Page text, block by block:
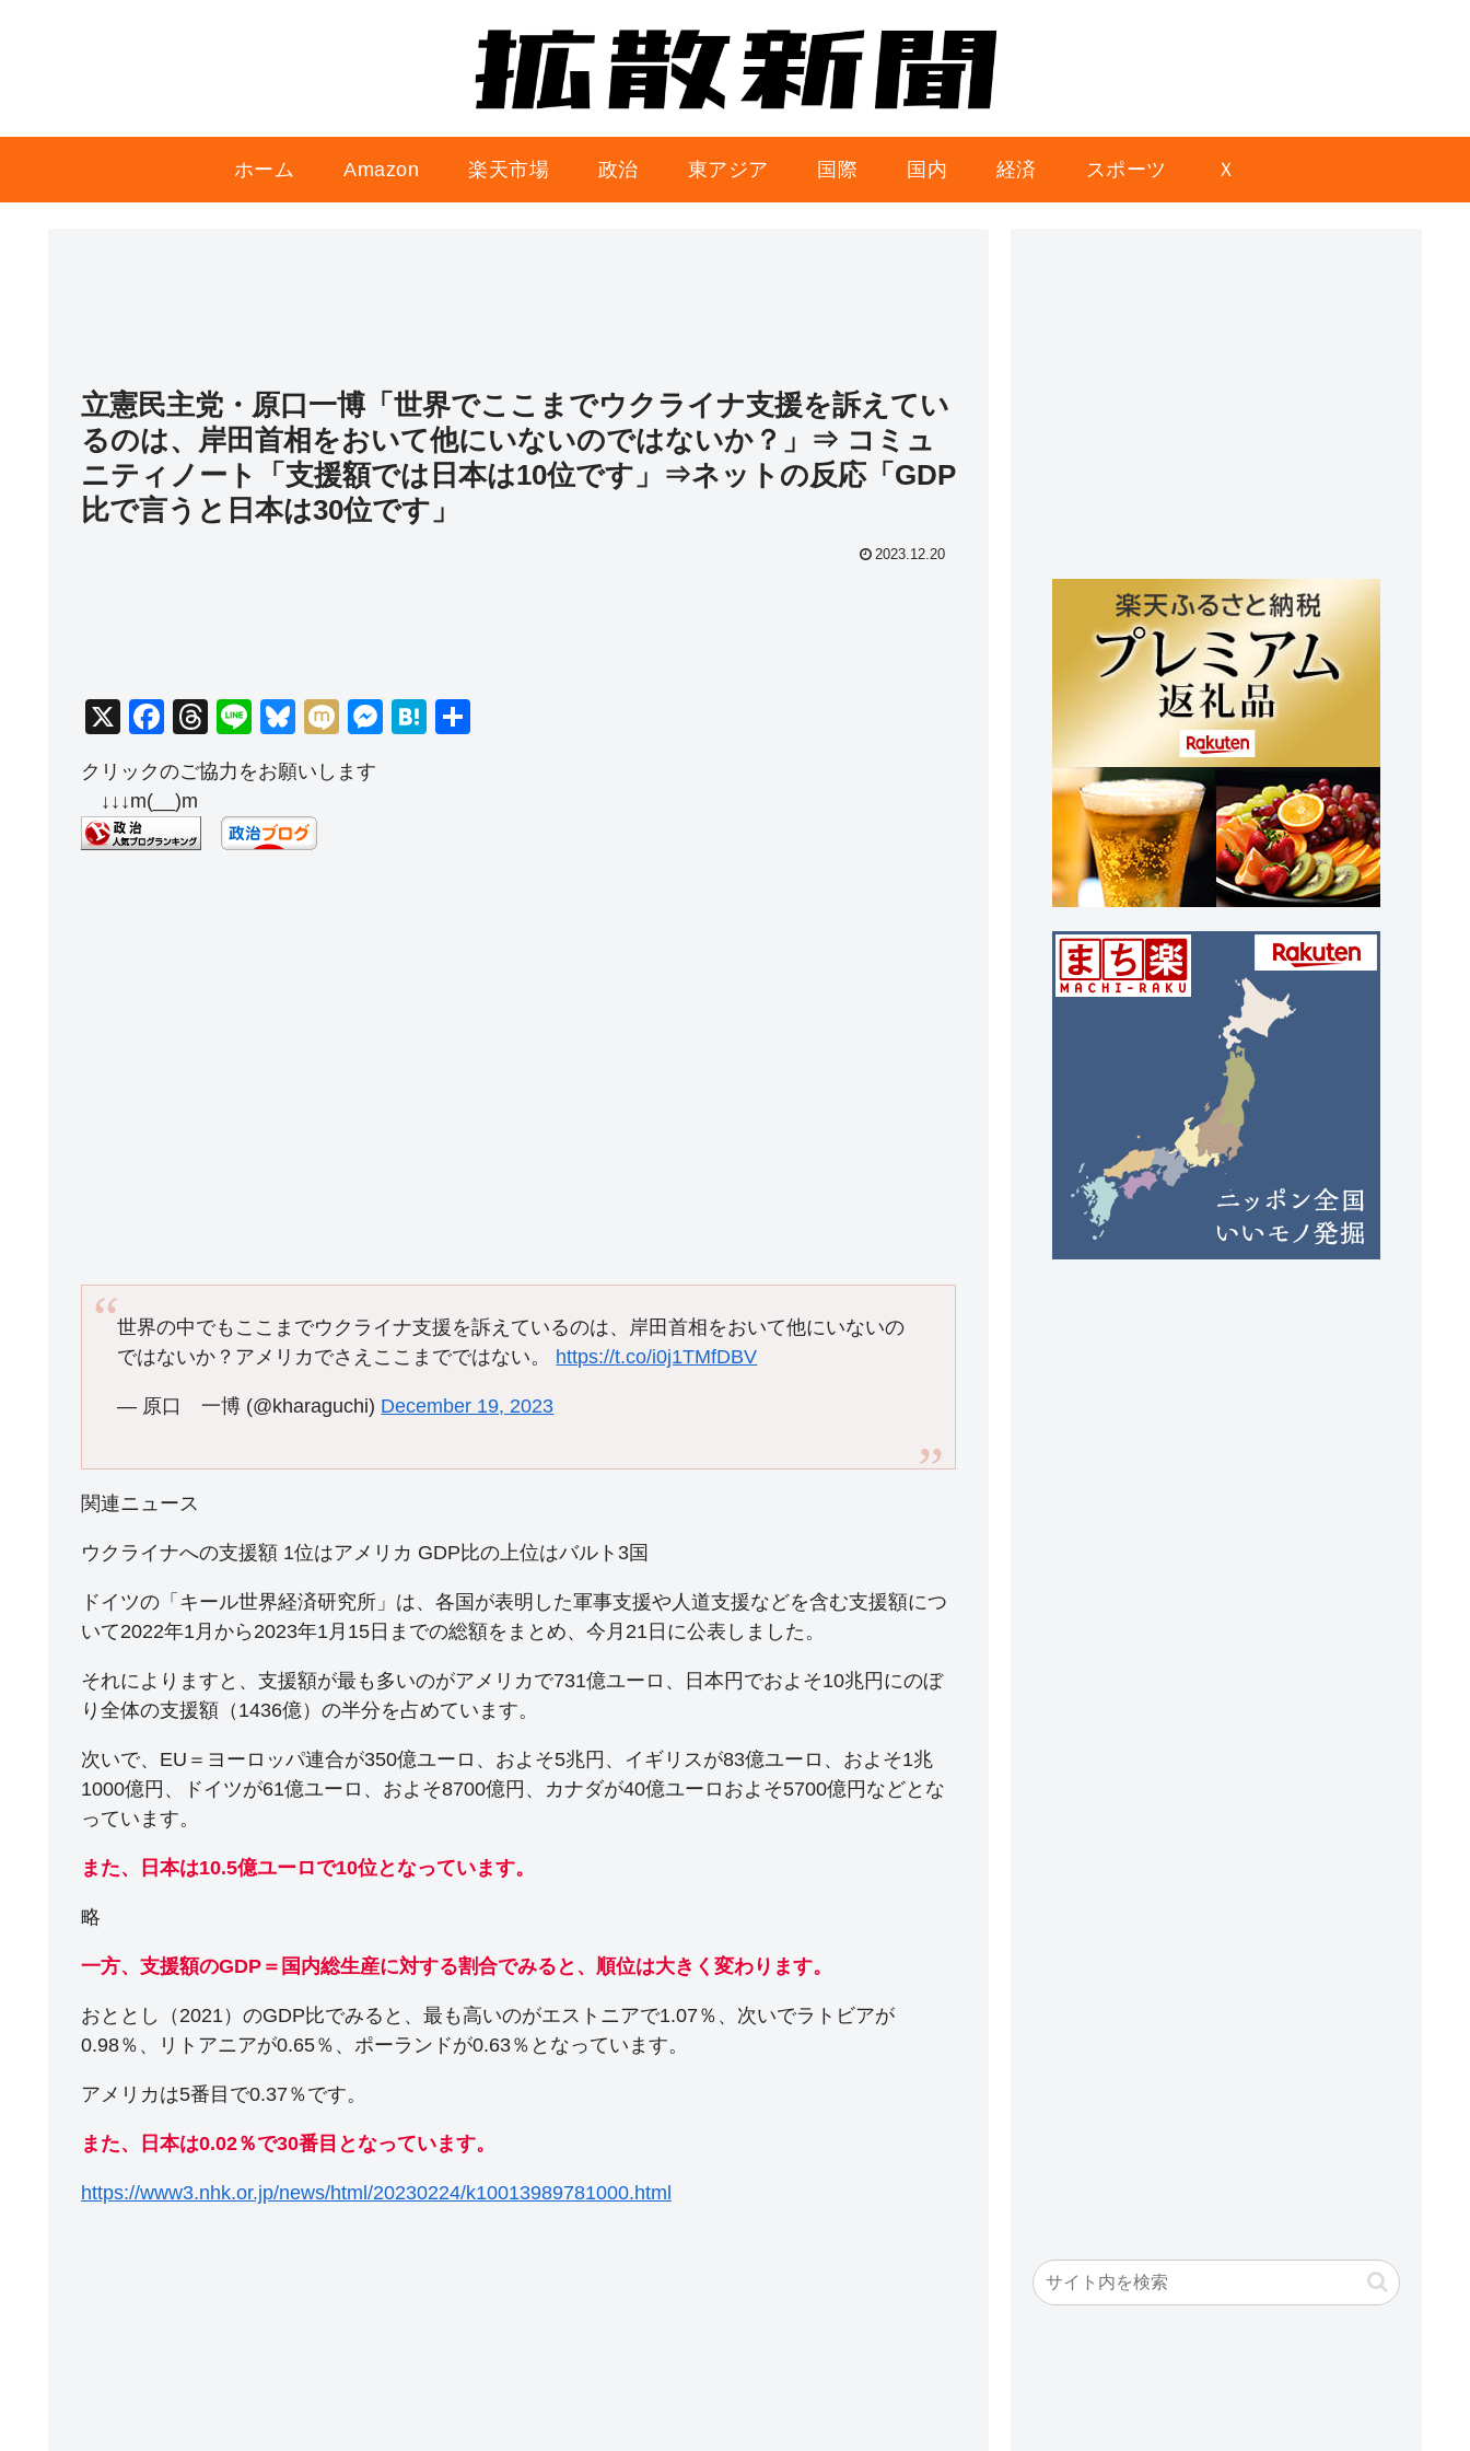
ホーム Amazon 楽天市場 政治 東アジア 国際 国内 経済 スポーツ Ｘ
立憲民主党・原口一博「世界でここまでウクライナ支援を訴えてい
るのは、岸田首相をおいて他にいないのではないか？」⇒ コミュ
ニティノート「支援額では日本は10位です」⇒ネットの反応「GDP
比で言うと日本は30位です」
2023.12.20
X
F
c
e
b
T
hr
e
a
d
Li
e
Bl
e
sk
y
M
M
H
クリックのご協力をお願いします
↓↓↓m(__)m
世界の中でもここまでウクライナ支援を訴えているのは、岸田首相をおいて他にいないの
ではないか？アメリカでさえここまでではない。 https://t.co/i0j1TMfDBV
— 原口 一博 (@kharaguchi) December 19, 2023
関連ニュース
ウクライナへの支援額 1位はアメリカ GDP比の上位はバルト3国
ドイツの「キール世界経済研究所」は、各国が表明した軍事支援や人道支援などを含む支援額につ
いて2022年1月から2023年1月15日までの総額をまとめ、今月21日に公表しました。
それによりますと、支援額が最も多いのがアメリカで731億ユーロ、日本円でおよそ10兆円にのぼ
り全体の支援額（1436億）の半分を占めています。
次いで、EU＝ヨーロッパ連合が350億ユーロ、およそ5兆円、イギリスが83億ユーロ、およそ1兆
1000億円、ドイツが61億ユーロ、およそ8700億円、カナダが40億ユーロおよそ5700億円などとな
っています。
また、日本は10.5億ユーロで10位となっています。
略
一方、支援額のGDP＝国内総生産に対する割合でみると、順位は大きく変わります。
おととし（2021）のGDP比でみると、最も高いのがエストニアで1.07％、次いでラトビアが
0.98％、リトアニアが0.65％、ポーランドが0.63％となっています。
アメリカは5番目で0.37％です。
また、日本は0.02％で30番目となっています。
https://www3.nhk.or.jp/news/html/20230224/k10013989781000.html